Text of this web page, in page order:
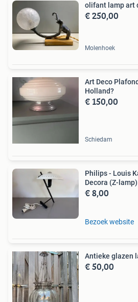
olifant lamp art
€ 250,00
Molenhoek
Art Deco
Holland?
€ 150,00
Schiedam
Philips - Louis
Decora (Z-lamp)
€ 8,00
Bezoek website
Antieke glazen
€ 50,00